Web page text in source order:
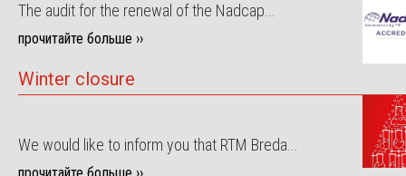
The audit for the renewal of the Nadcap...
прочитайте больше ››
Winter closure
We would like to inform you that RTM Breda...